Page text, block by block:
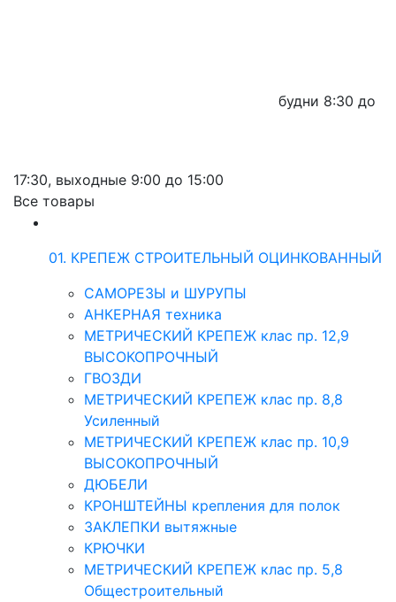
будни 8:30 до
17:30, выходные 9:00 до 15:00
Все товары
01. КРЕПЕЖ СТРОИТЕЛЬНЫЙ ОЦИНКОВАННЫЙ
САМОРЕЗЫ и ШУРУПЫ
АНКЕРНАЯ техника
МЕТРИЧЕСКИЙ КРЕПЕЖ клас пр. 12,9
ВЫСОКОПРОЧНЫЙ
ГВОЗДИ
МЕТРИЧЕСКИЙ КРЕПЕЖ клас пр. 8,8
Усиленный
МЕТРИЧЕСКИЙ КРЕПЕЖ клас пр. 10,9
ВЫСОКОПРОЧНЫЙ
ДЮБЕЛИ
КРОНШТЕЙНЫ крепления для полок
ЗАКЛЕПКИ вытяжные
КРЮЧКИ
МЕТРИЧЕСКИЙ КРЕПЕЖ клас пр. 5,8
Общестроительный